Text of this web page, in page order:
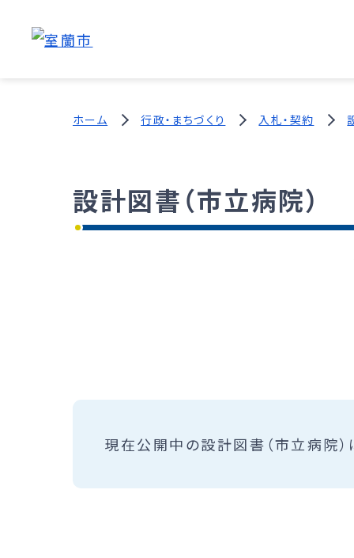
ホーム 行政・まちづくり 入札・契約
設計図書（市立病院）
現在公開中の設計図書（市立病院）